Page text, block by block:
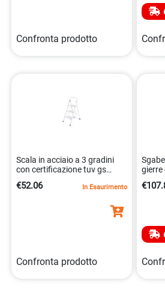
Confronta prodotto
Scala in acciaio a 3 gradini
con certificazione tuv gs
€52.06 In Esaurimento
Confronta prodotto
gierre